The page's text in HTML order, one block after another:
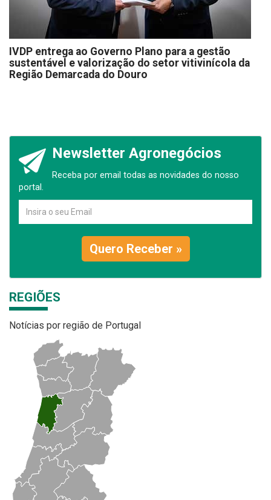
IVDP entrega ao Governo Plano para a gestão
sustentável e valorização do setor vitivinícola da
Região Demarcada do Douro
Newsletter Agronegócios
Receba por email todas as novidades do nosso
portal.
Quero Receber »
REGIÕES
Notícias por região de Portugal